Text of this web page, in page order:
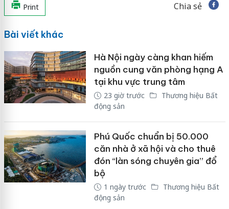
Print Chia sẻ
Bài viết khác
Hà Nội ngày càng khan hiếm
nguồn cung văn phòng hạng A
tại khu vực trung tâm
23 giờ trước
Thương hiệu Bất
động sản
Phú Quốc chuẩn bị 50.000
căn nhà ở xã hội và cho thuê
đón “làn sóng chuyên gia” đổ
bộ
1 ngày trước
Thương hiệu Bất
động sản